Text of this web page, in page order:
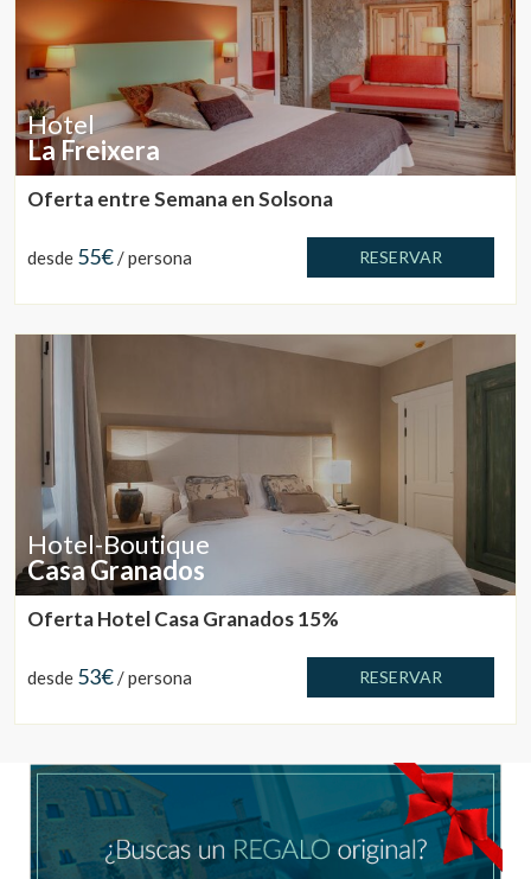
Hotel
La Freixera
Oferta entre Semana en Solsona
desde 55€/ persona RESERVAR
Hotel-Boutique
Casa Granados
Oferta Hotel Casa Granados 15%
desde 53€/ persona RESERVAR